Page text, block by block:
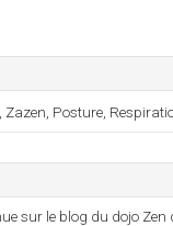
Zazen, Posture,
sur le blog du dojo Zen